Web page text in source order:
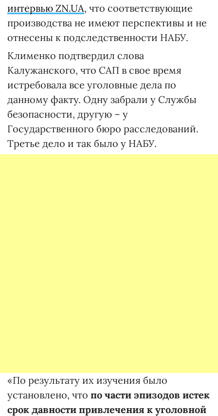
интервью ZN.UA, что соответствующие
производства не имеют перспективы и не
отнесены к подследственности НАБУ.
Клименко подтвердил слова
Калужанского, что САП в свое время
истребовала все уголовные дела по
данному факту. Одну забрали у Службы
безопасности, другую – у
Государственного бюро расследований.
Третье дело и так было у НАБУ.
«По результату их изучения было
установлено, что по части эпизодов истек
срок давности привлечения к уголовной